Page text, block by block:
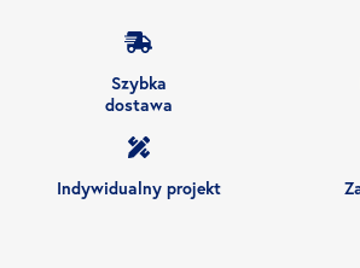
Szybka
dostawa
Indywidualny projekt